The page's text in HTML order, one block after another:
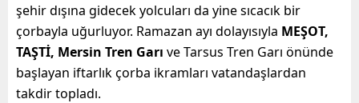
şehir dışına gidecek yolcuları da yine sıcacık bir
çorbayla uğurluyor. Ramazan ayı dolayısıyla MEŞOT,
TAŞTİ, Mersin Tren Garı ve Tarsus Tren Garı önünde
başlayan iftarlık çorba ikramları vatandaşlardan
takdir topladı.